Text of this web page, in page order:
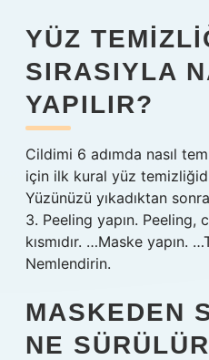
YÜZ
SIRASIYLA
YAPILIR?
Cildimi 6 adımda nasıl
için ilk kural yüz
Yüzünüzü yıkadıktan
3. Peeling yapın.
kısmıdır. …Maske yapın.
Nemlendirin.
MASKEDEN
NE